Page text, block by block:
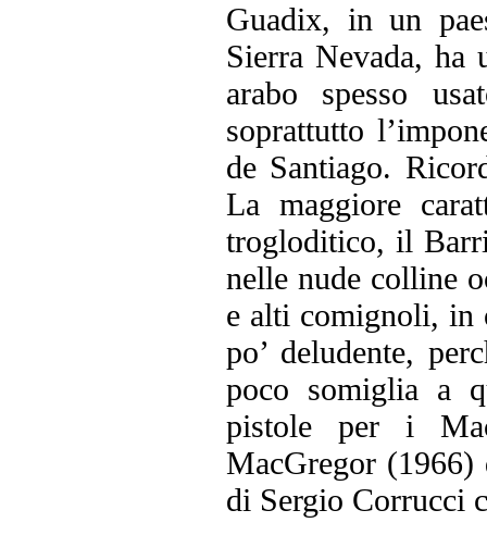
Guadix, in un
Sierra Nevada, ha
arabo spesso
soprattutto
de Santiago.
La maggiore
trogloditico, il
nelle nude colline
e alti comignoli, in
po’ deludente,
poco somiglia a
pistole per i
MacGregor
di Sergio Corrucci